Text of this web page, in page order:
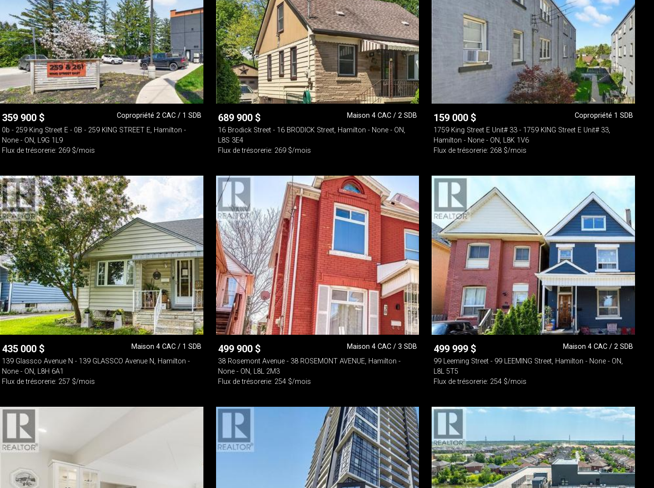
359 900 $
Copropriété 2 CAC / 1 SDB
0b - 259 King Street E - 0B - 259 KING STREET E, Hamilton -
None - ON, L9G 1L9
Flux de trésorerie: 269 $/mois
689 900 $
Maison 4 CAC / 2 SDB
16 Brodick Street - 16 BRODICK Street, Hamilton - None - ON,
L8S 3E4
Flux de trésorerie: 269 $/mois
159 000 $
Copropriété 1 SDB
1759 King Street E Unit# 33 - 1759 KING Street E Unit# 33,
Hamilton - None - ON, L8K 1V6
Flux de trésorerie: 268 $/mois
435 000 $
Maison 4 CAC / 1 SDB
139 Glassco Avenue N - 139 GLASSCO Avenue N, Hamilton -
None - ON, L8H 6A1
Flux de trésorerie: 257 $/mois
499 900 $
Maison 4 CAC / 3 SDB
38 Rosemont Avenue - 38 ROSEMONT AVENUE, Hamilton -
None - ON, L8L 2M3
Flux de trésorerie: 254 $/mois
499 999 $
Maison 4 CAC / 2 SDB
99 Leeming Street - 99 LEEMING Street, Hamilton - None - ON,
L8L 5T5
Flux de trésorerie: 254 $/mois